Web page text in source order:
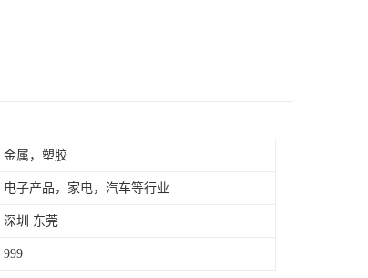
金属，塑胶
电子产品，家电，汽车等行业
深圳 东莞
999